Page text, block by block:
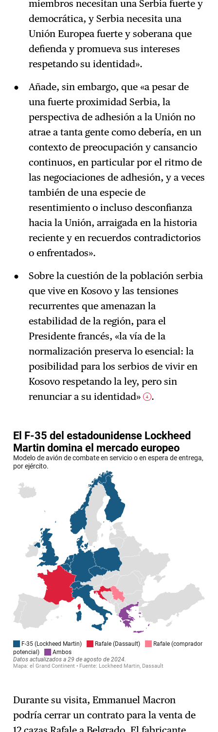
miembros necesitan una Serbia fuerte y
democrática, y Serbia necesita una
Unión Europea fuerte y soberana que
defienda y promueva sus intereses
respetando su identidad».
Añade, sin embargo, que «a pesar de
una fuerte proximidad Serbia, la
perspectiva de adhesión a la Unión no
atrae a tanta gente como debería, en un
contexto de preocupación y cansancio
continuos, en particular por el ritmo de
las negociaciones de adhesión, y a veces
también de una especie de
resentimiento o incluso desconfianza
hacia la Unión, arraigada en la historia
reciente y en recuerdos contradictorios
o enfrentados».
Sobre la cuestión de la población serbia
que vive en Kosovo y las tensiones
recurrentes que amenazan la
estabilidad de la región, para el
Presidente francés, «la vía de la
normalización preserva lo esencial: la
posibilidad para los serbios de vivir en
Kosovo respetando la ley, pero sin
renunciar a su identidad»
4 .
Durante su visita, Emmanuel Macron
podría cerrar un contrato para la venta de